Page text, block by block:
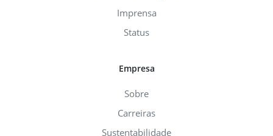
Imprensa
Status
Empresa
Sobre
Carreiras
Sustentabilidade